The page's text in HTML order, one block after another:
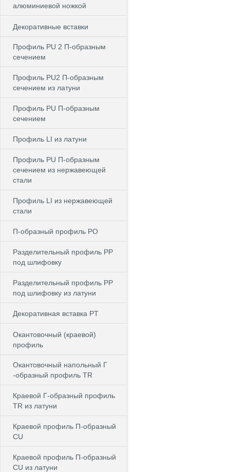
алюминиевой ножкой
Декоративные вставки
Профиль PU 2 П-образным
сечением
Профиль PU2 П-образным
сечением из латуни
Профиль PU П-образным
сечением
Профиль LI из латуни
Профиль PU П-образным
сечением из нержавеющей
стали
Профиль LI из нержавеющей
стали
П-образный профиль PO
Разделительный профиль PP
под шлифовку
Разделительный профиль PP
под шлифовку из латуни
Декоративная вставка PT
Окантовочный (краевой)
профиль
Окантовочный напольный Г
-образный профиль TR
Краевой Г-образный профиль
TR из латуни
Краевой профиль П-образный
CU
Краевой профиль П-образный
CU из латуни